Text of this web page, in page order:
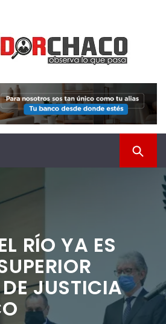
CHACO
RÍO YA ES
JUSTICIA